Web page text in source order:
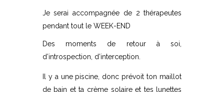
Je serai accompagnée de 2 thérapeutes
pendant tout le WEEK-END
Des moments de retour à soi,
d’introspection, d’interception.
Il y a une piscine, donc prévoit ton maillot
de bain et ta crème solaire et tes lunettes